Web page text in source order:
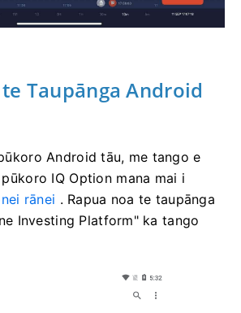
Taupānga Android
Android tāu, me tango e
IQ Option mana mai i
rānei . Rapua noa te taupānga
Investing Platform" ka tango